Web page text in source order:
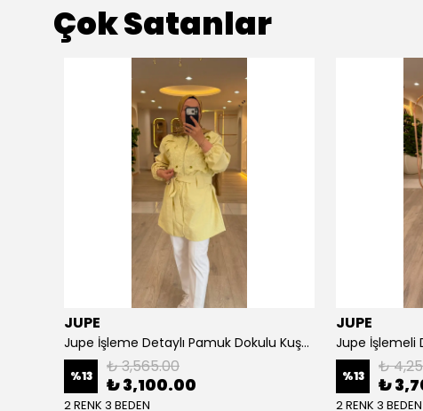
Çok Satanlar
JUPE
Jupe İşleme Detaylı Pamuk Dokulu Kuşaklı Kap 9305
%13 ₺ 3,565.00
₺ 3,100.00
2 RENK 3 BEDEN
JUPE
Jupe İşlemeli
%13 ₺
₺
2 RENK 3 BEDEN